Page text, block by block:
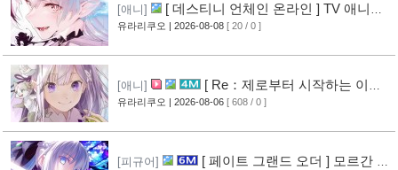
[애니]
[ 데스티니 언체인 온라인 ] TV 애니메
이션화 결정
유라리쿠오 | 2026-08-08 [ 20 / 0 ]
[애니]
[ Re：제로부터 시작하는 이세
계 생활 ] 4기 탈환편 PV 영상 공개
유라리쿠오 | 2026-08-06 [ 608 / 0 ]
[피규어]
[ 페이트 그랜드 오더 ] 모르간 르